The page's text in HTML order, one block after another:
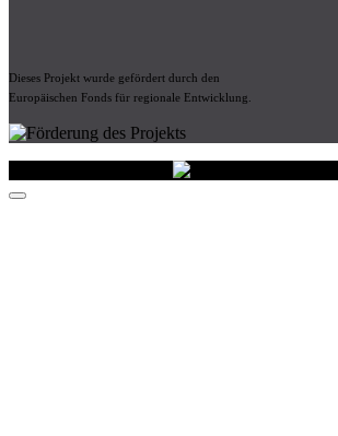
Dieses Projekt wurde gefördert durch den
Europäischen Fonds für regionale Entwicklung.